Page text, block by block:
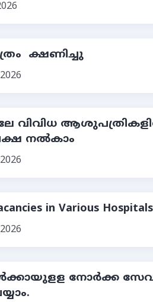
ക്ഷണിച്ചു
വിവിധ
നല്‍കാം
in Various
നോര്‍ക്ക